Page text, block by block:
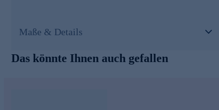
verbessertes Hautbild.
Die medicube One Day Serie wurde für schnelle, sichtbare
Maße & Details
Das könnte Ihnen auch gefallen